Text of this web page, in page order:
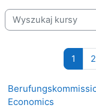
Wyszukaj kursy
1 2
Economics